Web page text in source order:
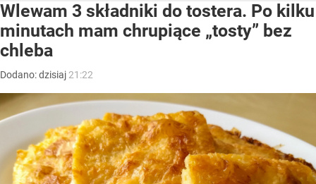
Wlewam 3 składniki do tostera. Po kilku
minutach mam chrupiące „tosty” bez
chleba
Dodano:dzisiaj 21:22